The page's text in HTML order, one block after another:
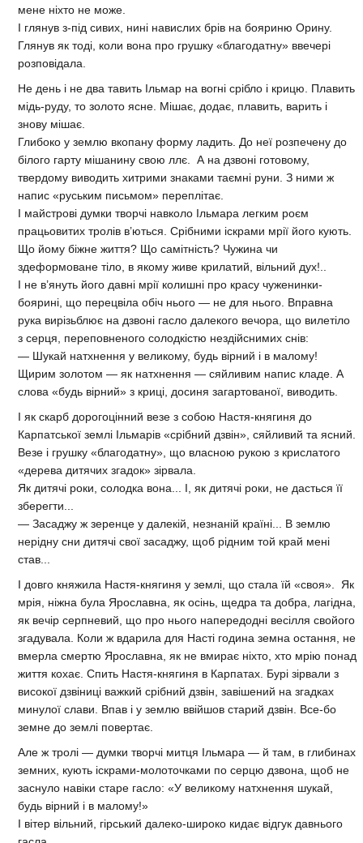
мене ніхто не може.
І глянув з-під сивих, нині навислих брів на бояриню Орину.
Глянув як тоді, коли вона про грушку «благодатну» ввечері
розповідала.
Не день і не два тавить Ільмар на вогні срібло і крицю. Плавить
мідь-руду, то золото ясне. Мішає, додає, плавить, варить і
знову мішає.
Глибоко у землю вкопану форму ладить. До неї розпечену до
білого гарту мішанину свою ллє. А на дзвоні готовому,
твердому виводить хитрими знаками таємні руни. З ними ж
напис «руським письмом» переплітає.
І майстрові думки творчі навколо Ільмара легким роєм
працьовитих тролів в’ються. Срібними іскрами мрії його кують.
Що йому біжне життя? Що самітність? Чужина чи
здеформоване тіло, в якому живе крилатий, вільний дух!..
І не в’януть його давні мрії колишні про красу чуженинки-
боярині, що перецвіла обіч нього — не для нього. Вправна
рука вирізьблює на дзвоні гасло далекого вечора, що вилетіло
з серця, переповненого солодкістю нездійснимих снів:
— Шукай натхнення у великому, будь вірний і в малому!
Щирим золотом — як натхнення — сяйливим напис кладе. А
слова «будь вірний» з криці, досиня загартованої, виводить.
І як скарб дорогоцінний везе з собою Настя-княгиня до
Карпатської землі Ільмарів «срібний дзвін», сяйливий та ясний.
Везе і грушку «благодатну», що власною рукою з крислатого
«дерева дитячих згадок» зірвала.
Як дитячі роки, солодка вона... І, як дитячі роки, не дасться її
зберегти...
— Засаджу ж зеренце у далекій, незнаній країні... В землю
нерідну сни дитячі свої засаджу, щоб рідним той край мені
став...
І довго княжила Настя-княгиня у землі, що стала їй «своя». Як
мрія, ніжна була Ярославна, як осінь, щедра та добра, лагідна,
як вечір серпневий, що про нього напередодні весілля свойого
згадувала. Коли ж вдарила для Насті година земна остання, не
вмерла смертю Ярославна, як не вмирає ніхто, хто мрію понад
життя кохає. Спить Настя-княгиня в Карпатах. Бурі зірвали з
високої дзвіниці важкий срібний дзвін, завішений на згадках
минулої слави. Впав і у землю ввійшов старий дзвін. Все-бо
земне до землі повертає.
Але ж тролі — думки творчі митця Ільмара — й там, в глибинах
земних, кують іскрами-молоточками по серцю дзвона, щоб не
заснуло навіки старе гасло: «У великому натхнення шукай,
будь вірний і в малому!»
І вітер вільний, гірський далеко-широко кидає відгук давнього